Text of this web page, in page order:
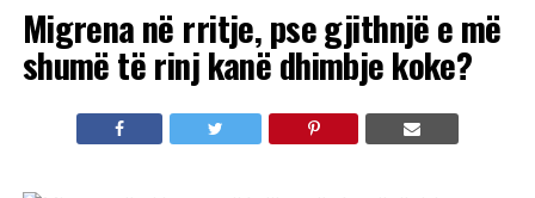
Migrena në rritje, pse gjithnjë e më
shumë të rinj kanë dhimbje koke?